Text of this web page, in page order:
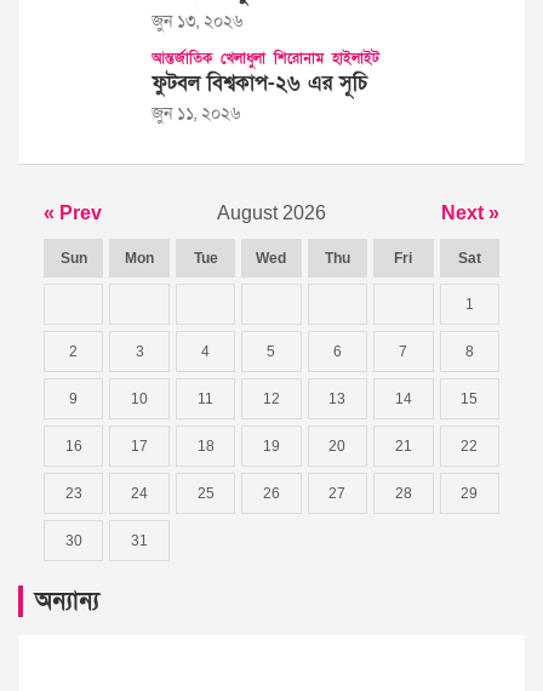
জুন ১৩, ২০২৬
আন্তর্জাতিক খেলাধুলা শিরোনাম হাইলাইট
ফুটবল বিশ্বকাপ-২৬ এর সূচি
জুন ১১, ২০২৬
« Prev August 2026 Next »
Sun Mon Tue Wed Thu Fri Sat
1
2 3 4 5 6 7 8
9 10 11 12 13 14 15
16 17 18 19 20 21 22
23 24 25 26 27 28 29
30 31
অন্যান্য